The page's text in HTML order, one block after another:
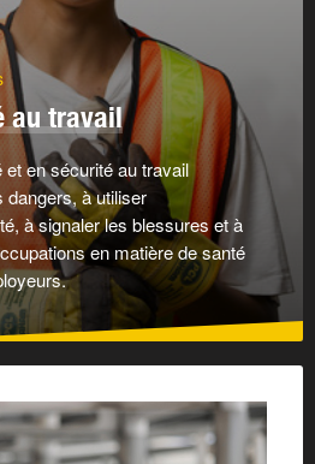
au travail
en sécurité au travail
dangers, à utiliser
à signaler les blessures et à
en matière de santé